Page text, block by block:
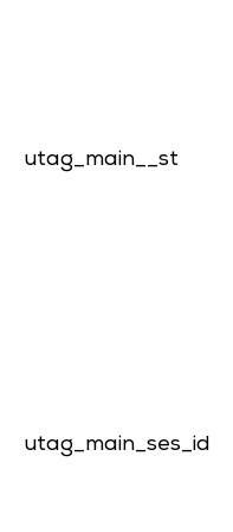
utag_main__st
utag_main_ses_id